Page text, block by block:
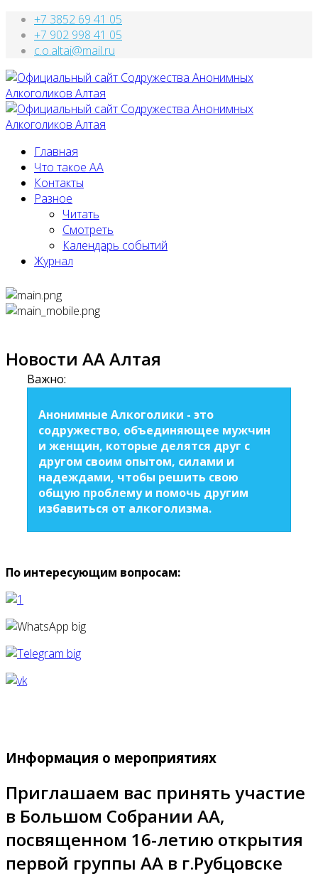
+7 3852 69 41 05
+7 902 998 41 05
c.o.altai@mail.ru
Главная
Что такое АА
Контакты
Разное
Читать
Смотреть
Календарь событий
Журнал
Новости АА Алтая
Важно:
Анонимные Алкоголики - это
содружество, объединяющее мужчин
и женщин, которые делятся друг с
другом своим опытом, силами и
надеждами, чтобы решить свою
общую проблему и помочь другим
избавиться от алкоголизма.
По интересующим вопросам:
Информация о мероприятиях
Приглашаем вас принять участие
в Большом Собрании АА,
посвященном 16-летию открытия
первой группы АА в г.Рубцовске